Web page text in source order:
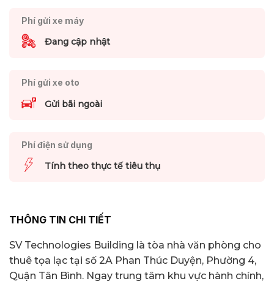
Phí gửi xe máy
Đang cập nhật
Phí gửi xe oto
Gửi bãi ngoài
Phí điện sử dụng
Tính theo thực tế tiêu thụ
THÔNG TIN CHI TIẾT
SV Technologies Building là tòa nhà văn phòng cho
thuê tọa lạc tại số 2A Phan Thúc Duyện, Phường 4,
Quận Tân Bình. Ngay trung tâm khu vực hành chính,